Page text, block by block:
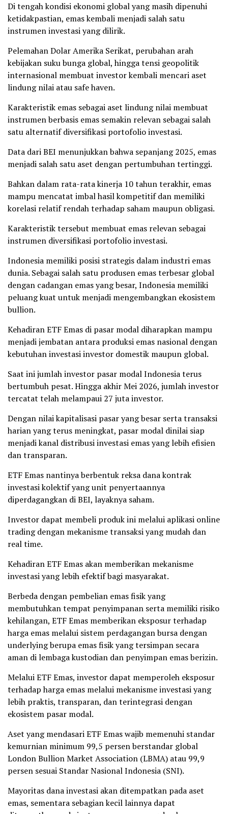
Di tengah kondisi ekonomi global yang masih dipenuhi
ketidakpastian, emas kembali menjadi salah satu
instrumen investasi yang dilirik.
Pelemahan Dolar Amerika Serikat, perubahan arah
kebijakan suku bunga global, hingga tensi geopolitik
internasional membuat investor kembali mencari aset
lindung nilai atau safe haven.
Karakteristik emas sebagai aset lindung nilai membuat
instrumen berbasis emas semakin relevan sebagai salah
satu alternatif diversifikasi portofolio investasi.
Data dari BEI menunjukkan bahwa sepanjang 2025, emas
menjadi salah satu aset dengan pertumbuhan tertinggi.
Bahkan dalam rata-rata kinerja 10 tahun terakhir, emas
mampu mencatat imbal hasil kompetitif dan memiliki
korelasi relatif rendah terhadap saham maupun obligasi.
Karakteristik tersebut membuat emas relevan sebagai
instrumen diversifikasi portofolio investasi.
Indonesia memiliki posisi strategis dalam industri emas
dunia. Sebagai salah satu produsen emas terbesar global
dengan cadangan emas yang besar, Indonesia memiliki
peluang kuat untuk menjadi mengembangkan ekosistem
bullion.
Kehadiran ETF Emas di pasar modal diharapkan mampu
menjadi jembatan antara produksi emas nasional dengan
kebutuhan investasi investor domestik maupun global.
Saat ini jumlah investor pasar modal Indonesia terus
bertumbuh pesat. Hingga akhir Mei 2026, jumlah investor
tercatat telah melampaui 27 juta investor.
Dengan nilai kapitalisasi pasar yang besar serta transaksi
harian yang terus meningkat, pasar modal dinilai siap
menjadi kanal distribusi investasi emas yang lebih efisien
dan transparan.
ETF Emas nantinya berbentuk reksa dana kontrak
investasi kolektif yang unit penyertaannya
diperdagangkan di BEI, layaknya saham.
Investor dapat membeli produk ini melalui aplikasi online
trading dengan mekanisme transaksi yang mudah dan
real time.
Kehadiran ETF Emas akan memberikan mekanisme
investasi yang lebih efektif bagi masyarakat.
Berbeda dengan pembelian emas fisik yang
membutuhkan tempat penyimpanan serta memiliki risiko
kehilangan, ETF Emas memberikan eksposur terhadap
harga emas melalui sistem perdagangan bursa dengan
underlying berupa emas fisik yang tersimpan secara
aman di lembaga kustodian dan penyimpan emas berizin.
Melalui ETF Emas, investor dapat memperoleh eksposur
terhadap harga emas melalui mekanisme investasi yang
lebih praktis, transparan, dan terintegrasi dengan
ekosistem pasar modal.
Aset yang mendasari ETF Emas wajib memenuhi standar
kemurnian minimum 99,5 persen berstandar global
London Bullion Market Association (LBMA) atau 99,9
persen sesuai Standar Nasional Indonesia (SNI).
Mayoritas dana investasi akan ditempatkan pada aset
emas, sementara sebagian kecil lainnya dapat